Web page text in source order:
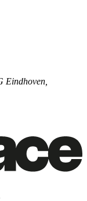
Eindhoven,